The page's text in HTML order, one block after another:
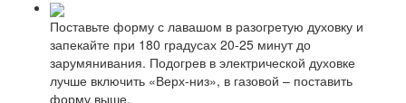
Поставьте форму с лавашом в разогретую духовку и
запекайте при 180 градусах 20-25 минут до
зарумянивания. Подогрев в электрической духовке
лучше включить «Верх-низ», в газовой – поставить
форму выше.